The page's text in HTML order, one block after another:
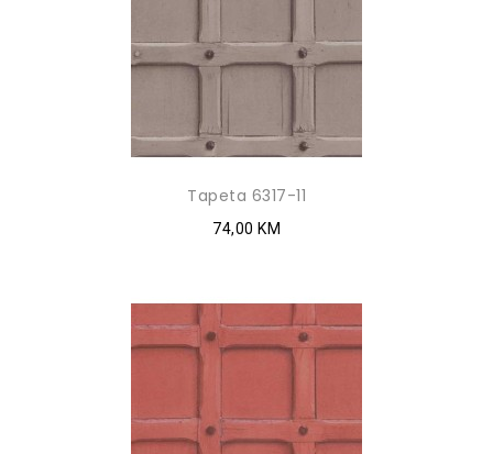
Tapeta 6317-11
74,00 KM